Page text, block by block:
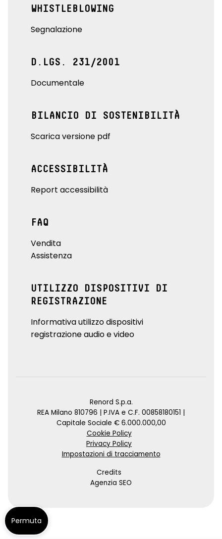
WHISTLEBLOWING
Segnalazione
D.LGS. 231/2001
Documentale
BILANCIO DI SOSTENIBILITÀ
Scarica versione pdf
ACCESSIBILITÀ
Report accessibilità
FAQ
Vendita
Assistenza
UTILIZZO DISPOSITIVI DI
REGISTRAZIONE
Informativa utilizzo dispositivi
registrazione audio e video
Renord S.p.a.
REA Milano 810796 | P.IVA e C.F. 00858180151 |
Capitale Sociale € 6.000.000,00
Cookie Policy
Privacy Policy
Impostazioni di tracciamento
Credits
Agenzia SEO
Permuta